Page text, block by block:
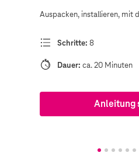
Auspacken, installieren, mit
Schritte:8
Dauer:ca. 20 Minuten
Anleitung